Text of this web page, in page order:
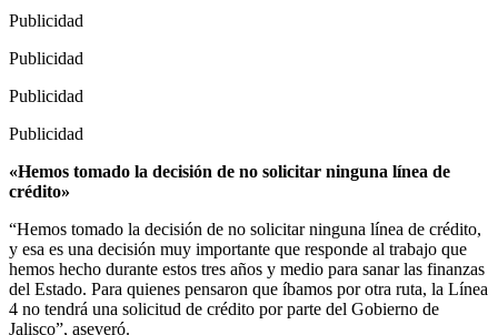
Publicidad
Publicidad
Publicidad
Publicidad
«Hemos tomado la decisión de no solicitar ninguna línea de
crédito»
“Hemos tomado la decisión de no solicitar ninguna línea de crédito,
y esa es una decisión muy importante que responde al trabajo que
hemos hecho durante estos tres años y medio para sanar las finanzas
del Estado. Para quienes pensaron que íbamos por otra ruta, la Línea
4 no tendrá una solicitud de crédito por parte del Gobierno de
Jalisco”, aseveró.